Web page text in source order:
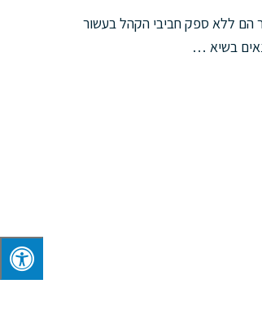
הם ללא ספק חביבי הקהל בעשור
בשיא …